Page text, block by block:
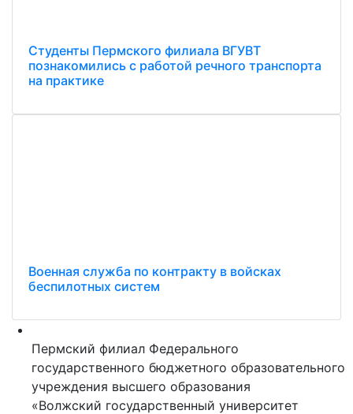
Студенты Пермского филиала ВГУВТ
познакомились с работой речного транспорта
на практике
Военная служба по контракту в войсках
беспилотных систем
Пермский филиал Федерального
государственного бюджетного образовательного
учреждения высшего образования
«Волжский государственный университет